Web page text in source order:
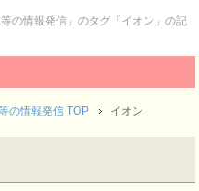
の情報発信」のタグ「イオン」の記
の情報発信 TOP イオン